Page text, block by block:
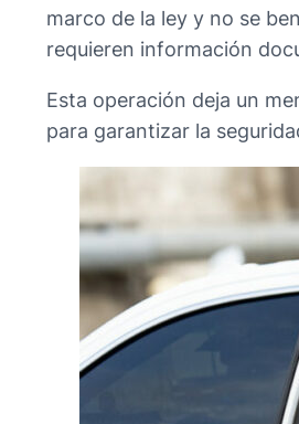
marco de la ley y no se
requieren información
Esta operación deja un
para garantizar la